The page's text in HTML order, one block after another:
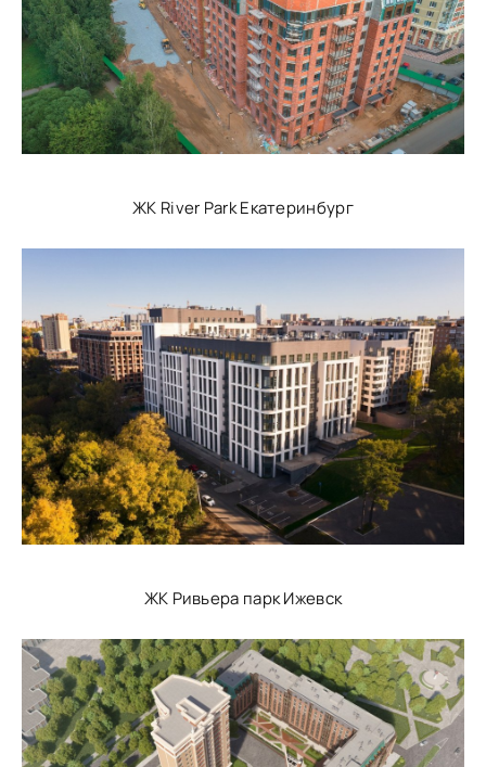
ЖК River Park Екатеринбург
ЖК Ривьера парк Ижевск